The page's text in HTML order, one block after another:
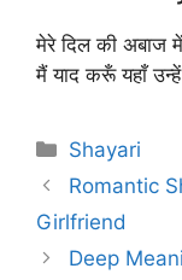
मेरे दिल की अबाज
मैं याद करूँ यहाँ
Categories
Shayari
Romantic
Girlfriend
Deep